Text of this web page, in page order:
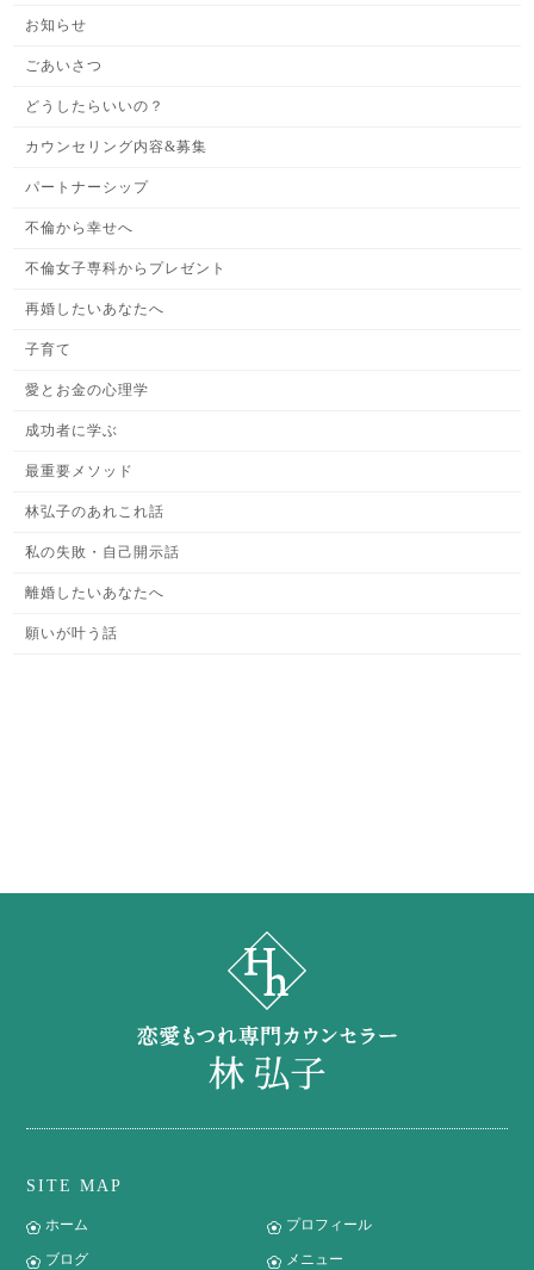
お知らせ
ごあいさつ
どうしたらいいの？
カウンセリング内容&募集
パートナーシップ
不倫から幸せへ
不倫女子専科からプレゼント
再婚したいあなたへ
子育て
愛とお金の心理学
成功者に学ぶ
最重要メソッド
林弘子のあれこれ話
私の失敗・自己開示話
離婚したいあなたへ
願いが叶う話
SITE MAP
ホーム プロフィール
ブログ メニュー